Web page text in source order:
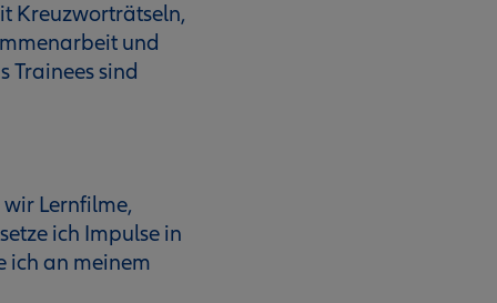
Kreuzworträtseln,
und
Trainees sind
Lernfilme,
ich Impulse in
ich an meinem